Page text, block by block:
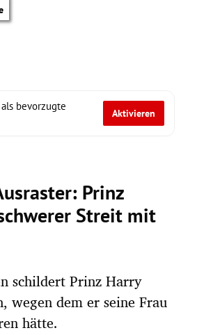
bevorzugte
Aktivieren
Prinz
Streit mit
schildert Prinz Harry
wegen dem er seine Frau
hätte.